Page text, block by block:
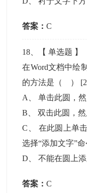
答案：C
18 、【单选题 】
在Word文档中绘
的方法是（ ）
A
、单击此圆，
B 、双击此圆，
C
在此圆上单
选择“添加文字”
D 、不能在圆上
答案：C